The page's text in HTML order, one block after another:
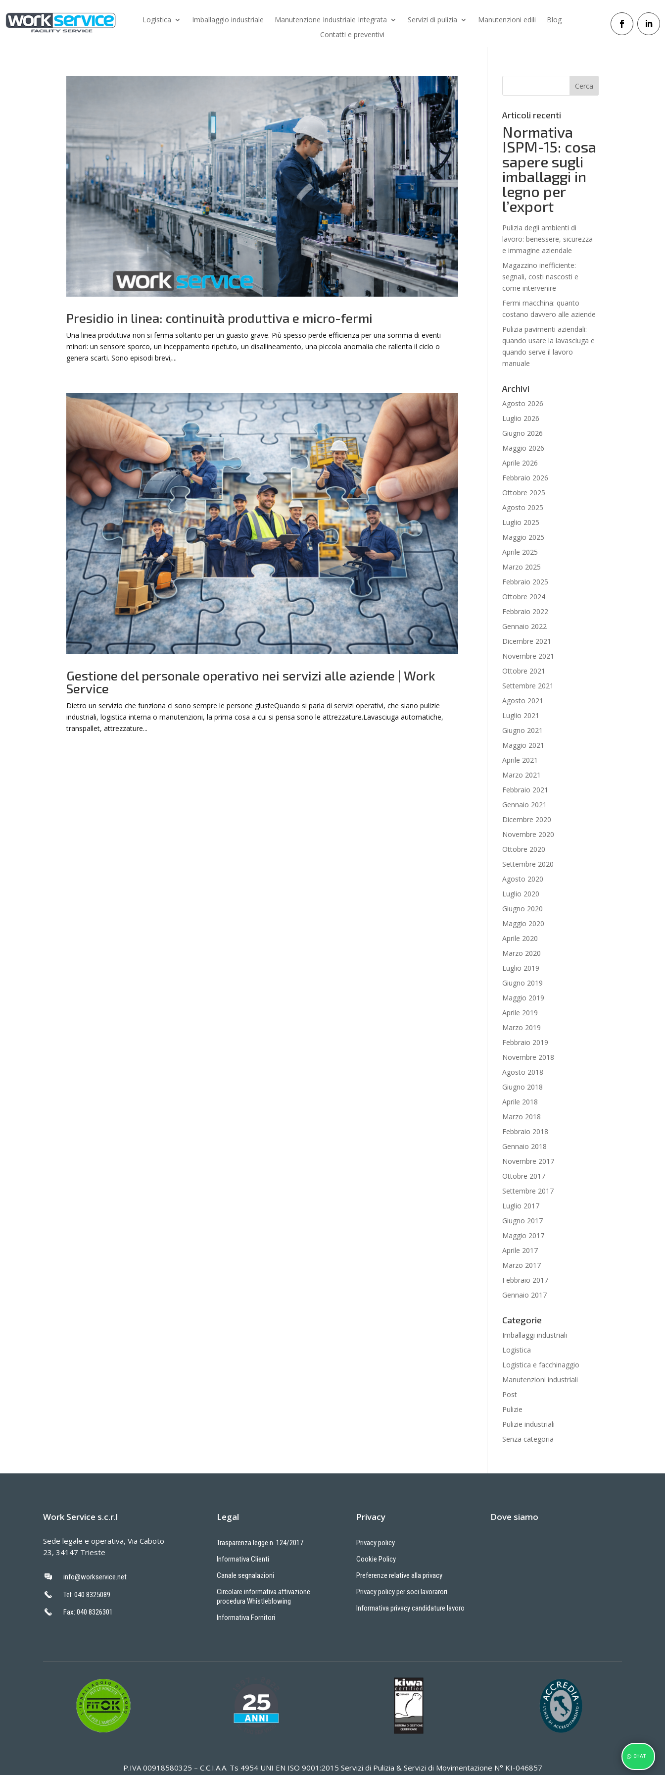
Logistica Imballaggio industriale Manutenzione Industriale Integrata Servizi di pulizia Manutenzioni edili
Blog
Contatti e preventivi
Presidio in linea: continuità produttiva e micro-fermi
Una linea produttiva non si ferma soltanto per un guasto grave. Più spesso perde efficienza per una somma di eventi
minori: un sensore sporco, un inceppamento ripetuto, un disallineamento, una piccola anomalia che rallenta il ciclo o
genera scarti. Sono episodi brevi,...
Gestione del personale operativo nei servizi alle aziende | Work
Service
Dietro un servizio che funziona ci sono sempre le persone giusteQuando si parla di servizi operativi, che siano pulizie
industriali, logistica interna o manutenzioni, la prima cosa a cui si pensa sono le attrezzature.Lavasciuga automatiche,
transpallet, attrezzature...
Articoli recenti
Normativa
ISPM-15: cosa
sapere sugli
imballaggi in
legno per
l’export
Pulizia degli ambienti di
lavoro: benessere, sicurezza
e immagine aziendale
Magazzino inefficiente:
segnali, costi nascosti e
come intervenire
Fermi macchina: quanto
costano davvero alle aziende
Pulizia pavimenti aziendali:
quando usare la lavasciuga e
quando serve il lavoro
manuale
Archivi
Agosto 2026
Luglio 2026
Giugno 2026
Maggio 2026
Aprile 2026
Febbraio 2026
Ottobre 2025
Agosto 2025
Luglio 2025
Maggio 2025
Aprile 2025
Marzo 2025
Febbraio 2025
Ottobre 2024
Febbraio 2022
Gennaio 2022
Dicembre 2021
Novembre 2021
Ottobre 2021
Settembre 2021
Agosto 2021
Luglio 2021
Giugno 2021
Maggio 2021
Aprile 2021
Marzo 2021
Febbraio 2021
Gennaio 2021
Dicembre 2020
Novembre 2020
Ottobre 2020
Settembre 2020
Agosto 2020
Luglio 2020
Giugno 2020
Maggio 2020
Aprile 2020
Marzo 2020
Luglio 2019
Giugno 2019
Maggio 2019
Aprile 2019
Marzo 2019
Febbraio 2019
Novembre 2018
Agosto 2018
Giugno 2018
Aprile 2018
Marzo 2018
Febbraio 2018
Gennaio 2018
Novembre 2017
Ottobre 2017
Settembre 2017
Luglio 2017
Giugno 2017
Maggio 2017
Aprile 2017
Marzo 2017
Febbraio 2017
Gennaio 2017
Categorie
Imballaggi industriali
Logistica
Logistica e facchinaggio
Manutenzioni industriali
Post
Pulizie
Pulizie industriali
Senza categoria
Work Service s.c.r.l
Sede legale e operativa, Via Caboto
23, 34147 Trieste
info@workservice.net
Tel: 040 8325089
Fax: 040 8326301
Legal
Trasparenza legge n. 124/2017
Informativa Clienti
Canale segnalazioni
Circolare informativa attivazione
procedura Whistleblowing
Informativa Fornitori
Privacy
Privacy policy
Cookie Policy
Preferenze relative alla privacy
Privacy policy per soci lavorarori
Informativa privacy candidature lavoro
Dove siamo
P.IVA 00918580325 – C.C.I.A.A. Ts 4954 UNI EN ISO 9001:2015 Servizi di Pulizia & Servizi di Movimentazione N° KI-046857
CHAT